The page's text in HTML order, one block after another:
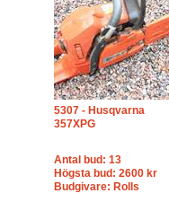
5307 - Husqvarna
357XPG
Antal bud: 13
Högsta bud: 2600 kr
Budgivare: Rolls